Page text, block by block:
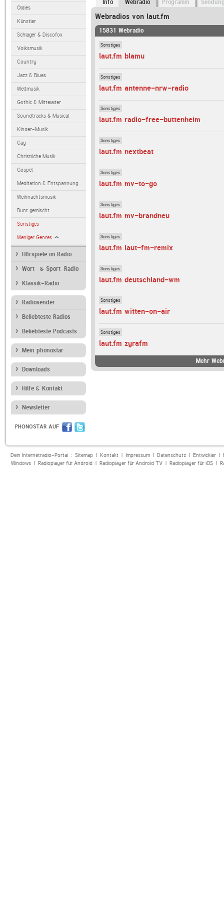
Oldies
Künstler
Schlager & Discofox
Volksmusik
Country
Jazz & Blues
Weltmusik
Gothic & Mittelalter
Soundtracks & Musical
Kinder-Musik
Gay
Christliche Musik
Gospel
Meditation & Entspannung
Weihnachtsmusik
Bunt gemischt
Sonstiges
Weniger Genres
Hörspiele im Radio
Wort- & Sport-Radio
Klassik-Radio
Radiosender
Beliebteste Radios
Beliebteste Podcasts
Mein phonostar
Downloads
Hilfe & Kontakt
Newsletter
PHONOSTAR AUF
Info Webradio Programm
Webradios von laut.fm
15831 Webradio
Sonstiges
laut.fm blamu
Sonstiges
laut.fm antenne-nrw-radio
Sonstiges
laut.fm radio-free-buttenheim
Sonstiges
laut.fm nextbeat
Sonstiges
laut.fm mv-to-go
Sonstiges
laut.fm mv-brandneu
Sonstiges
laut.fm laut-fm-remix
Sonstiges
laut.fm deutschland-wm
Sonstiges
laut.fm witten-on-air
Sonstiges
laut.fm zyrafm
Mehr
Dein Internetradio-Portal : Sitemap| Kontakt| Impressum| Datenschutz| Entwickler|
Windows| Radioplayer für Android| Radioplayer für Android TV| Radioplayer für iOS|